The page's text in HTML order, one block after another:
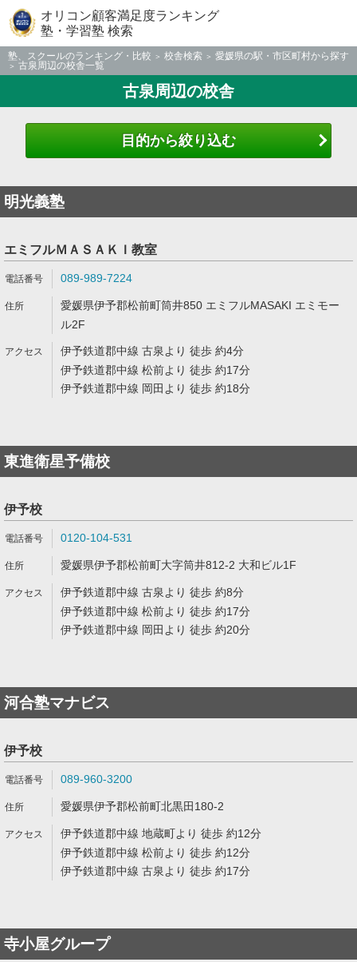
オリコン顧客満足度ランキング
塾・学習塾 検索
塾、スクールのランキング・比較 校舎検索
愛媛県の駅・市区町村から探す
古泉周辺の校舎一覧
古泉周辺の校舎
目的から絞り込む
明光義塾
エミフルＭＡＳＡＫＩ教室
089-989-7224
愛媛県伊予郡松前町筒井850 エミフルMASAKI エミモー
ル2F
伊予鉄道郡中線 古泉より 徒歩 約4分
伊予鉄道郡中線 松前より 徒歩 約17分
伊予鉄道郡中線 岡田より 徒歩 約18分
東進衛星予備校
伊予校
0120-104-531
愛媛県伊予郡松前町大字筒井812-2 大和ビル1F
伊予鉄道郡中線 古泉より 徒歩 約8分
伊予鉄道郡中線 松前より 徒歩 約17分
伊予鉄道郡中線 岡田より 徒歩 約20分
河合塾マナビス
伊予校
089-960-3200
愛媛県伊予郡松前町北黒田180-2
伊予鉄道郡中線 地蔵町より 徒歩 約12分
伊予鉄道郡中線 松前より 徒歩 約12分
伊予鉄道郡中線 古泉より 徒歩 約17分
寺小屋グループ